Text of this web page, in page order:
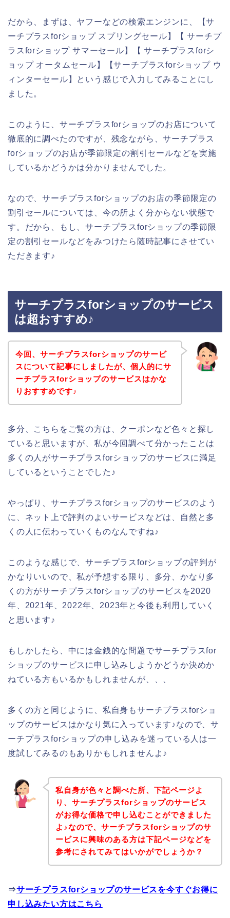
だから、まずは、ヤフーなどの検索エンジンに、【サ
ーチプラスforショップ スプリングセール】【 サーチプ
ラスforショップ サマーセール】【 サーチプラスforシ
ョップ オータムセール】【サーチプラスforショップ ウ
ィンターセール】という感じで入力してみることにし
ました。
このように、サーチプラスforショップのお店について
徹底的に調べたのですが、残念ながら、サーチプラス
forショップのお店が季節限定の割引セールなどを実施
しているかどうかは分かりませんでした。
なので、サーチプラスforショップのお店の季節限定の
割引セールについては、今の所よく分からない状態で
す。だから、もし、サーチプラスforショップの季節限
定の割引セールなどをみつけたら随時記事にさせてい
ただきます♪
サーチプラスforショップのサービス
は超おすすめ♪
今回、サーチプラスforショップのサービ
スについて記事にしましたが、個人的にサ
ーチプラスforショップのサービスはかな
りおすすめです♪
多分、こちらをご覧の方は、クーポンなど色々と探し
ていると思いますが、私が今回調べて分かったことは
多くの人がサーチプラスforショップのサービスに満足
しているということでした♪
やっぱり、サーチプラスforショップのサービスのよう
に、ネット上で評判のよいサービスなどは、自然と多
くの人に伝わっていくものなんですね♪
このような感じで、サーチプラスforショップの評判が
かなりいいので、私が予想する限り、多分、かなり多
くの方がサーチプラスforショップのサービスを2020
年、2021年、2022年、2023年と今後も利用していく
と思います♪
もしかしたら、中には金銭的な問題でサーチプラスfor
ショップのサービスに申し込みしようかどうか決めか
ねている方もいるかもしれませんが、、、
多くの方と同じように、私自身もサーチプラスforショ
ップのサービスはかなり気に入っています♪なので、サ
ーチプラスforショップの申し込みを迷っている人は一
度試してみるのもありかもしれませんよ♪
私自身が色々と調べた所、下記ページよ
り、サーチプラスforショップのサービス
がお得な価格で申し込むことができました
よ♪なので、サーチプラスforショップのサ
ービスに興味のある方は下記ページなどを
参考にされてみてはいかがでしょうか？
⇒サーチプラスforショップのサービスを今すぐお得に
申し込みたい方はこちら